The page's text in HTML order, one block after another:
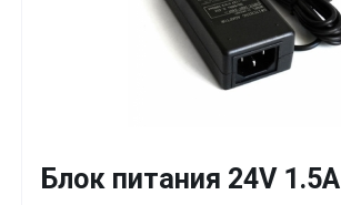
Блок питания 24V 1.5А
Кол-во Выгода